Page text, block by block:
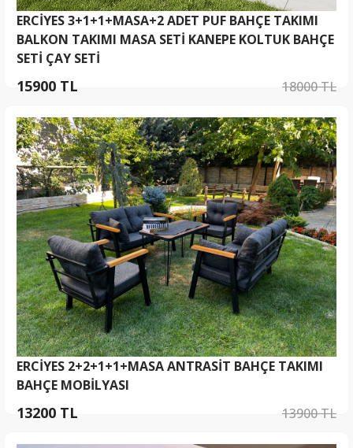
ERCİYES 3+1+1+MASA+2 ADET PUF BAHÇE TAKIMI
BALKON TAKIMI MASA SETİ KANEPE KOLTUK BAHÇE
SETİ ÇAY SETİ
18000 TL
15900 TL
ERCİYES 2+2+1+1+MASA ANTRASİT BAHÇE TAKIMI
BAHÇE MOBİLYASI
13900 TL
13200 TL